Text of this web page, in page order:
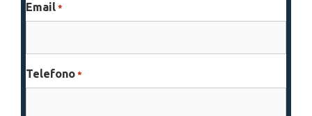
Email *
Telefono *